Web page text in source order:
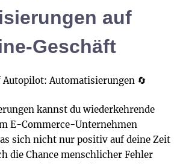
auf
Geschäft
Automatisierungen 🔄
kannst du wiederkehrende
E-Commerce-Unternehmen
sich nicht nur positiv auf deine Zeit
die Chance menschlicher Fehler